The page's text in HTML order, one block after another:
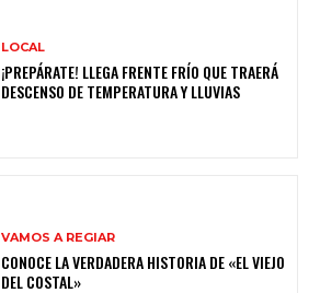
LOCAL
¡PREPÁRATE! LLEGA FRENTE FRÍO QUE TRAERÁ
DESCENSO DE TEMPERATURA Y LLUVIAS
VAMOS A REGIAR
CONOCE LA VERDADERA HISTORIA DE «EL VIEJO
DEL COSTAL»